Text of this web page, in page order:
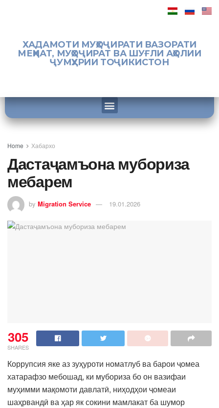
ХАДАМОТИ МУҲОҶИРАТИ ВАЗОРАТИ
МЕҲНАТ, МУҲОҶИРАТ ВА ШУҒЛИ АҲОЛИИ
ҶУМҲУРИИ ТОҶИКИСТОН
Home Хабархо
Дастаҷамъона мубориза
мебарем
by Migration Service 19.01.2026
305
SHARES
Коррупсия яке аз зуҳуроти номатлуб ва барои ҷомеа
хатарафзо мебошад, ки мубориза бо он вазифаи
муҳимми мақомоти давлатӣ, ниҳодҳои ҷомеаи
шаҳрвандӣ ва ҳар як сокини мамлакат ба шумор